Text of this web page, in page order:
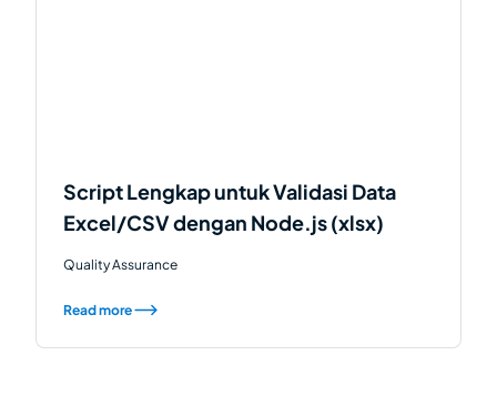
Script Lengkap untuk Validasi Data
Excel/CSV dengan Node.js (xlsx)
Quality Assurance
Read more